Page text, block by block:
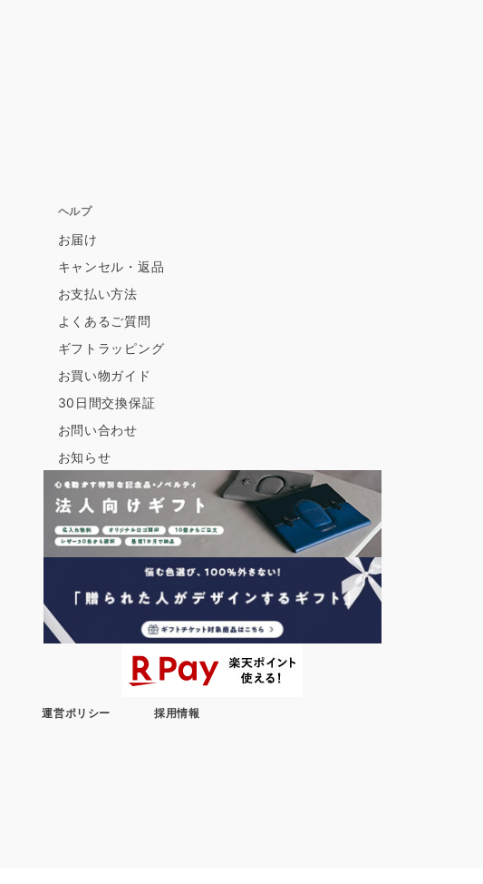
ヘルプ
お届け
キャンセル・返品
お支払い方法
よくあるご質問
ギフトラッピング
お買い物ガイド
30日間交換保証
お問い合わせ
お知らせ
運営ポリシー 採用情報